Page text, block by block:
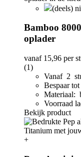
(deels)
Bamboo
oplader
vanaf 15,96 per
(1)
Vanaf 2
Bespaar
Materiaal:
Voorraad
Bekijk product
+